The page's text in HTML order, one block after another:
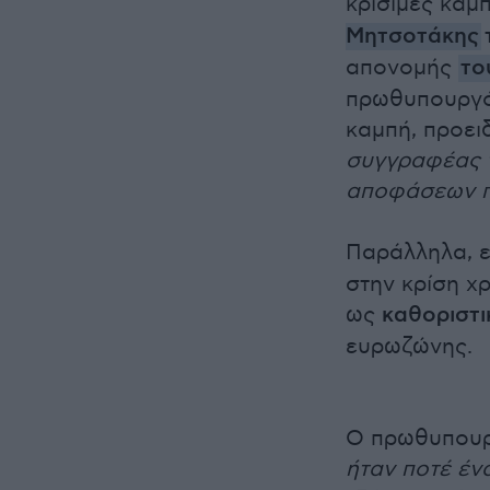
Μητσοτάκης
απονομής
καμπή,
συγγραφέας
αποφάσεων
Παράλληλα,
στην κρίση
ως
ευρωζώνης.
Ο
ήταν ποτέ